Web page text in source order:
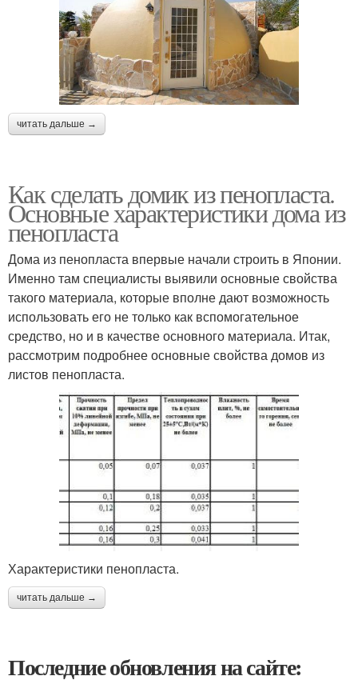
читать дальше →
Как сделать домик из пенопласта.
Основные характеристики дома из
пенопласта
Дома из пенопласта впервые начали строить в Японии.
Именно там специалисты выявили основные свойства
такого материала, которые вполне дают возможность
использовать его не только как вспомогательное
средство, но и в качестве основного материала. Итак,
рассмотрим подробнее основные свойства домов из
листов пенопласта.
Характеристики пенопласта.
читать дальше →
Последние обновления на сайте: